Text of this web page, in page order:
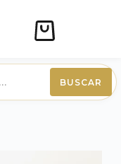
Carro
compra
BUSCAR